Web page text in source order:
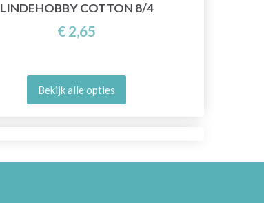
LINDEHOBBY COTTON 8/4
€ 2,65
Bekijk alle opties